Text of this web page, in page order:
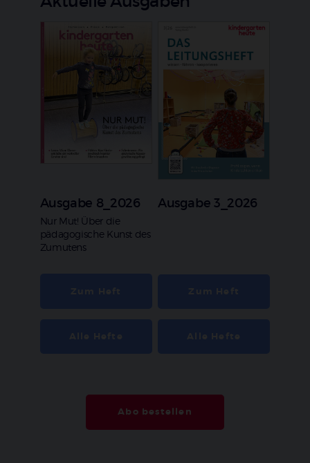
Ausgabe 8_2026
:
Nur Mut! Über die
pädagogische Kunst des
Zumutens
Ausgabe 3_2026
Abo bestellen